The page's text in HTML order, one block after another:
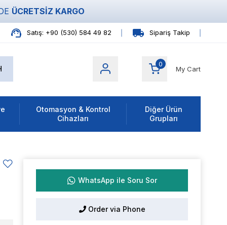
ÜCRETSİZ KARGO
Satış: +90 (530) 584 49 82 Sipariş Takip
My Cart
0
Otomasyon & Kontrol
Cihazları
Diğer Ürün
Grupları
WhatsApp ile Soru Sor
Order via Phone